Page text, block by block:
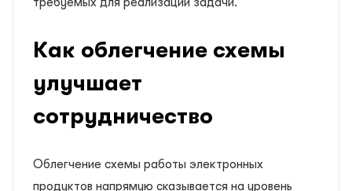
Как облегчение схемы
улучшает
сотрудничество
Облегчение схемы работы электронных
продуктов напрямую сказывается на уровень